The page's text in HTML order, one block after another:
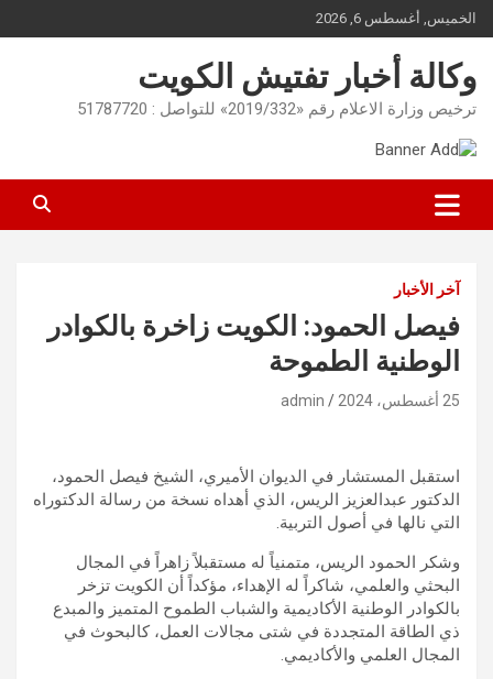
Skip
to
content
الخميس, أغسطس 6, 2026
وكالة أخبار تفتيش الكويت
ترخيص وزارة الاعلام رقم «2019/332» للتواصل : 51787720
آخر الأخبار
فيصل الحمود: الكويت زاخرة بالكوادر
الوطنية الطموحة
25 أغسطس، 2024 admin
استقبل المستشار في الديوان الأميري، الشيخ فيصل الحمود،
الدكتور عبدالعزيز الريس، الذي أهداه نسخة من رسالة الدكتوراه
التي نالها في أصول التربية.
وشكر الحمود الريس، متمنياً له مستقبلاً زاهراً في المجال
البحثي والعلمي، شاكراً له الإهداء، مؤكداً أن الكويت تزخر
بالكوادر الوطنية الأكاديمية والشباب الطموح المتميز والمبدع
ذي الطاقة المتجددة في شتى مجالات العمل، كالبحوث في
المجال العلمي والأكاديمي.